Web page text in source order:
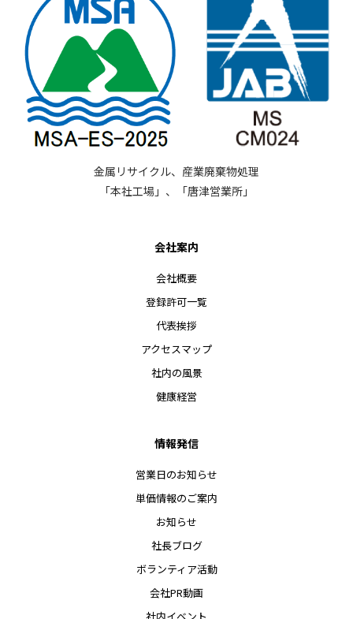
金属リサイクル、産業廃棄物処理
「本社工場」、「唐津営業所」
会社案内
会社概要
登録許可一覧
代表挨拶
アクセスマップ
社内の風景
健康経営
情報発信
営業日のお知らせ
単価情報のご案内
お知らせ
社長ブログ
ボランティア活動
会社PR動画
社内イベント